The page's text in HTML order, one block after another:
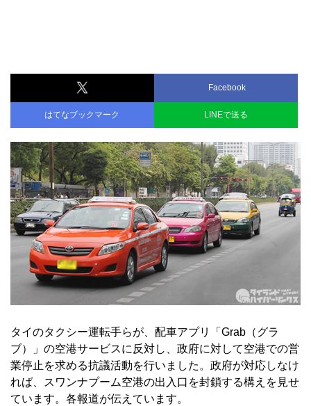
Facebook
はてなブックマーク LINEで送る
タイのタクシー運転手らが、配車アプリ「Grab（グラ
ブ）」の空港サービスに反対し、政府に対して空港での営
業停止を求める抗議活動を行いました。政府が対応しなけ
れば、スワンナプーム空港の出入口を封鎖する構えを見せ
ています。各報道が伝えています。